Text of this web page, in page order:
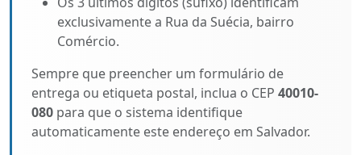
exclusivamente a Rua da Suécia, bairro
Comércio.
Sempre que preencher um formulário de
entrega ou etiqueta postal, inclua o CEP 40010-
080 para que o sistema identifique
automaticamente este endereço em Salvador.